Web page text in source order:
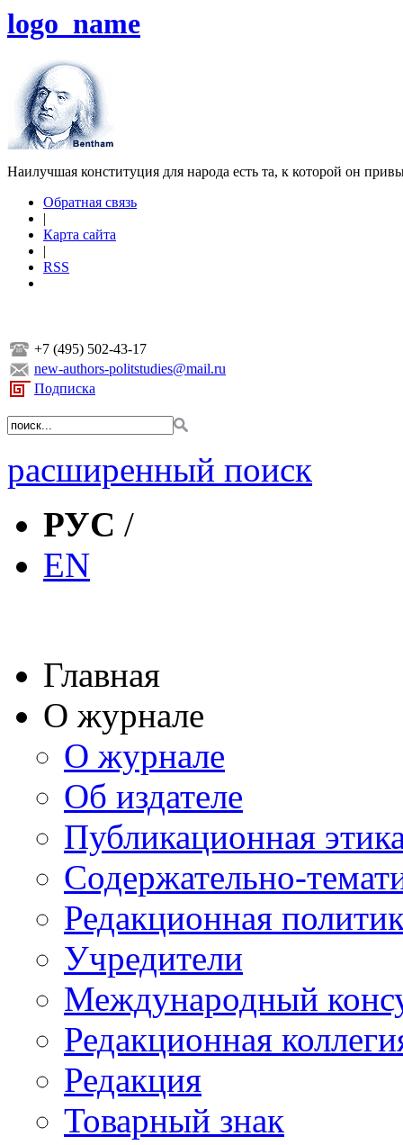
logo_name
Наилучшая конституция для народа есть та, к которой он
Обратная связь
|
Карта сайта
|
RSS
+7 (495) 502-43-17
new-authors-politstudies@mail.ru
Подписка
расширенный поиск
РУС /
EN
Главная
О журнале
О журнале
Об издателе
Публикационная
Содержательно-
Редакционная
Учредители
Международный
Редакционная
Редакция
Товарный знак